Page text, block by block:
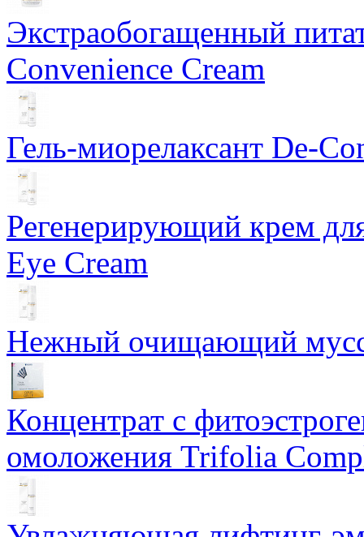
Экстраобогащенный
Convenience Cream
Гель-миорелаксант De-
Регенерирующий крем
Eye Cream
Нежный очищающий мусс
Концентрат с
омоложения Trifolia